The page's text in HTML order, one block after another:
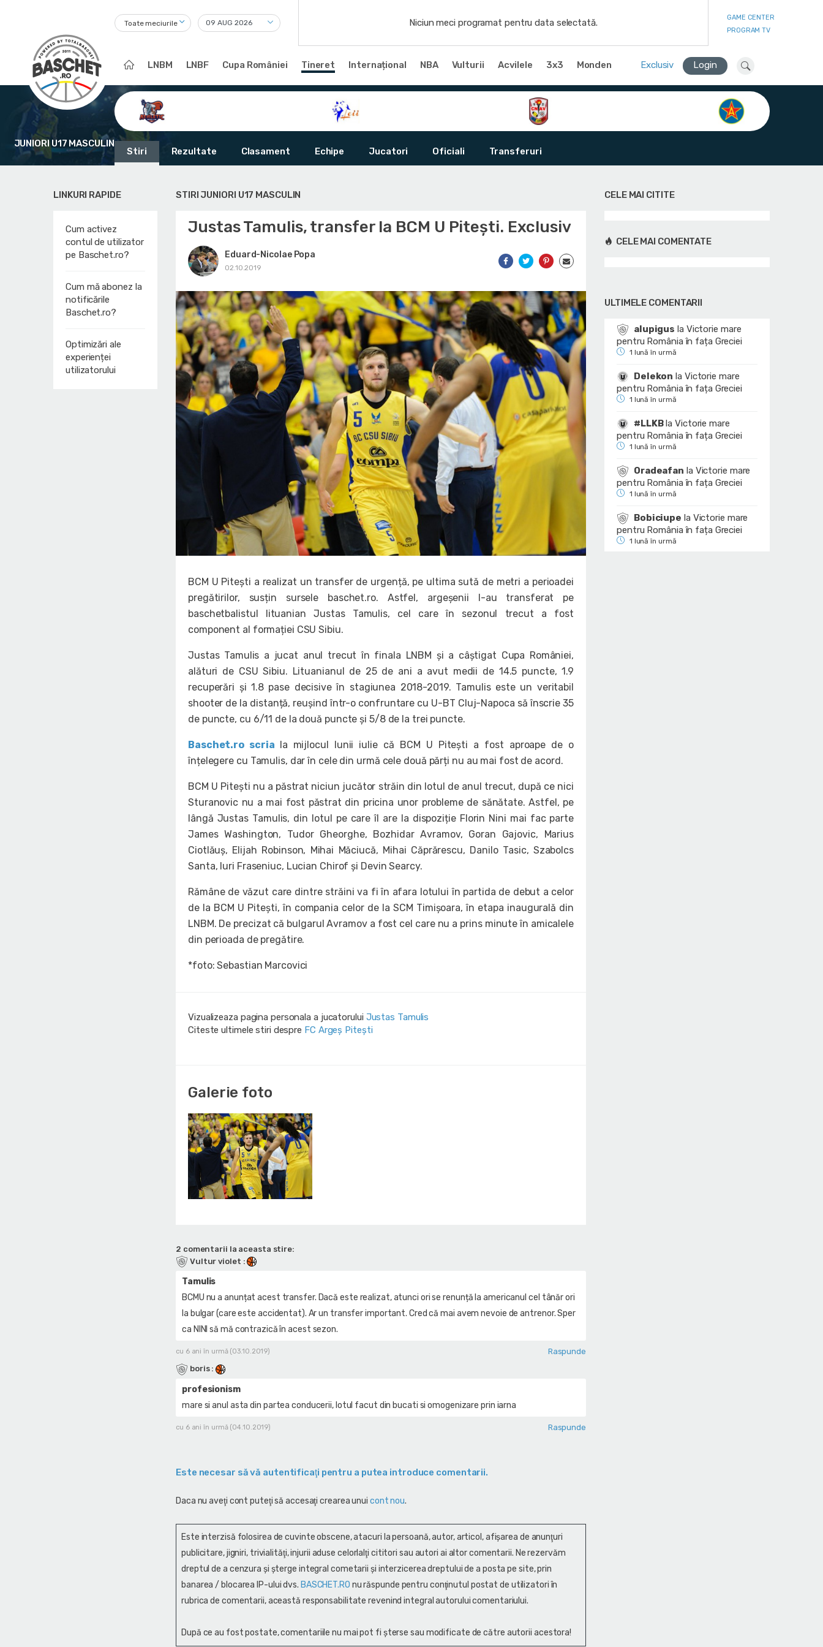
Toate meciurile Niciun meci programat pentru data selectată.
GAME CENTER
PROGRAM TV
LNBM LNBF Cupa României Tineret Internațional NBA Vulturii Acvilele 3x3 Monden Exclusiv Login
JUNIORI U17 MASCULIN
Stiri Rezultate Clasament Echipe Jucatori Oficiali Transferuri
LINKURI RAPIDE
Cum activez
contul de utilizator
pe Baschet.ro?
Cum mă abonez la
notificările
Baschet.ro?
Optimizări ale
experienței
utilizatorului
STIRI JUNIORI U17 MASCULIN
Justas Tamulis, transfer la BCM U Pitești. Exclusiv
Eduard-Nicolae Popa
02.10.2019
BCM U Pitești a realizat un transfer de urgență, pe ultima sută de metri a perioadei
pregătirilor, susțin sursele baschet.ro. Astfel, argeșenii l-au transferat pe
baschetbalistul lituanian Justas Tamulis, cel care în sezonul trecut a fost
component al formației CSU Sibiu.
Justas Tamulis a jucat anul trecut în finala LNBM și a câștigat Cupa României,
alături de CSU Sibiu. Lituanianul de 25 de ani a avut medii de 14.5 puncte, 1.9
recuperări și 1.8 pase decisive în stagiunea 2018-2019. Tamulis este un veritabil
shooter de la distanță, reușind într-o confruntare cu U-BT Cluj-Napoca să înscrie 35
de puncte, cu 6/11 de la două puncte și 5/8 de la trei puncte.
Baschet.ro scria
la mijlocul lunii iulie că BCM U Pitești a fost aproape de o
înțelegere cu Tamulis, dar în cele din urmă cele două părți nu au mai fost de acord.
BCM U Pitești nu a păstrat niciun jucător străin din lotul de anul trecut, după ce nici
Sturanovic nu a mai fost păstrat din pricina unor probleme de sănătate. Astfel, pe
lângă Justas Tamulis, din lotul pe care îl are la dispoziție Florin Nini mai fac parte
James Washington, Tudor Gheorghe, Bozhidar Avramov, Goran Gajovic, Marius
Ciotlăuș, Elijah Robinson, Mihai Măciucă, Mihai Căprărescu, Danilo Tasic, Szabolcs
Santa, Iuri Fraseniuc, Lucian Chirof și Devin Searcy.
Rămâne de văzut care dintre străini va fi în afara lotului în partida de debut a celor
de la BCM U Pitești, în compania celor de la SCM Timișoara, în etapa inaugurală din
LNBM. De precizat că bulgarul Avramov a fost cel care nu a prins minute în amicalele
din perioada de pregătire.
*foto: Sebastian Marcovici
Vizualizeaza pagina personala a jucatorului Justas Tamulis
Citeste ultimele stiri despre FC Argeș Pitești
Galerie foto
2 comentarii la aceasta stire:
Vultur violet :
Tamulis
BCMU nu a anunțat acest transfer. Dacă este realizat, atunci ori se renunță la americanul cel tânăr ori
la bulgar (care este accidentat). Ar un transfer important. Cred că mai avem nevoie de antrenor. Sper
ca NINI să mă contrazică în acest sezon.
cu 6 ani în urmă (03.10.2019)
Raspunde
boris :
profesionism
mare si anul asta din partea conducerii, lotul facut din bucati si omogenizare prin iarna
cu 6 ani în urmă (04.10.2019) Raspunde
Este necesar să vă autentificaţi pentru a putea introduce comentarii.
Daca nu aveţi cont puteţi să accesaţi crearea unui cont nou.
Este interzisă folosirea de cuvinte obscene, atacuri la persoană, autor, articol, afişarea de anunţuri
publicitare, jigniri, trivialităţi, injurii aduse celorlalţi cititori sau autori ai altor comentarii. Ne rezervăm
dreptul de a cenzura și şterge integral cometarii și interzicerea dreptului de a posta pe site, prin
banarea / blocarea IP-ului dvs. BASCHET.RO nu răspunde pentru conţinutul postat de utilizatori în
rubrica de comentarii, această responsabilitate revenind integral autorului comentariului.
După ce au fost postate, comentariile nu mai pot fi șterse sau modificate de către autorii acestora!
CELE MAI CITITE
CELE MAI COMENTATE
ULTIMELE COMENTARII
alupigus la Victorie mare
pentru România în fața Greciei
1 lună în urmă
Delekon la Victorie mare
pentru România în fața Greciei
1 lună în urmă
#LLKBlaVictorie mare
pentru România în fața Greciei
1 lună în urmă
Oradeafan la Victorie mare
pentru România în fața Greciei
1 lună în urmă
Bobiciupe la Victorie mare
pentru România în fața Greciei
1 lună în urmă